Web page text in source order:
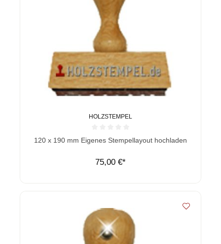
HOLZSTEMPEL
Durchschnittliche Bewertung von 0 von 5 Sternen
120 x 190 mm Eigenes Stempellayout hochladen
75,00 €*